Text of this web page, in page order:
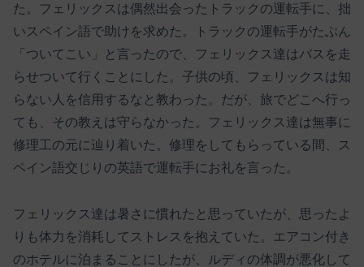
た。フェリックスは偶然出会ったトラックの運転手に、拙
いスペイン語で助けを求めた。トラックの運転手がたぶん
「ついてこい」と言ったので、フェリックス達はバスを走
らせついて行くことにした。子供の頃、フェリックスは知
らない人を信用するなと教わった。だが、旅でどこへ行っ
ても、その教えは守らなかった。フェリックス達は無事に
修理工の元に辿り着いた。修理をしてもらっている間、ス
ペイン語交じりの英語で運転手にお礼を言った。
フェリックス達は暑さに慣れたと思っていたが、思ったよ
りも体力を消耗してストレスを抱えていた。エアコン付き
のホテルに泊まることにしたが、ルディの体調が悪化して